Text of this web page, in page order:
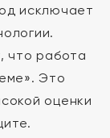
исключает
что работа
Это
оценки